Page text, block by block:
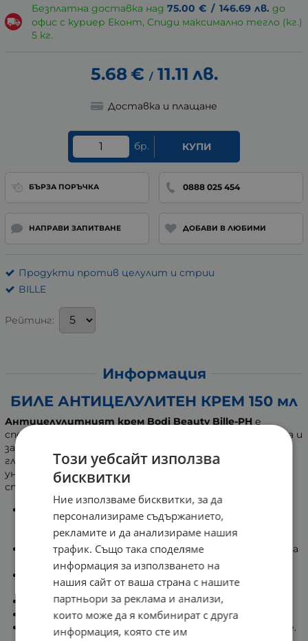
Безплатна доставка над 75.00 € / 146.69 лв. до
офис с куриер Еконт, Спиди максимално тегло (кг.)
5 кг.
5.68€ / 11.11 лв.
Доставка и плащане
бр. КУПИ
БЪРЗА ПОРЪЧКА 0888 025 454
НАПРАВИ ЗАПИТВАНЕ ДОБАВИ В ЛЮБИМИ
Продукти против целулит и стрии
BILLE
Рейтинг:
Информация
БИЛЕ АНТИЦЕЛУЛИТЕН КРЕМ 150 мл
Антицелулитният крем Bodi Beauty Bille-PH е
специално създаден за интензивна атака на целулита и
за възстановяване на перфектната кадифена
гладкост и еластичност на кожата. Неговата
уникална формула от иновативни активни съставки
спомага за:
Видимо отстраняване на целулита като
интензивно активира процеса на разграждане на
подкожните липиди и намалява мастната тъкан.
Засилва кръвообращението и подобрява тонуса на
съдовете.
Стимулира регенерацията на клетките и
производството на колаген.
Ексфолира мъртвите рогови клетки.
Поддържа метаболизма в добро състояние.
Предпазва кожата от преждевременно стареене.
Този уебсайт използва
бисквитки
Ние използваме бисквитки, за да
персонализираме съдържанието,
рекламите и да анализираме нашия
трафик. Също така споделяме
информация за използването на
нашия сайт от ваша страна с нашите
партньори за реклама и анализи,
които може да я комбинират с друга
информация, която сте им